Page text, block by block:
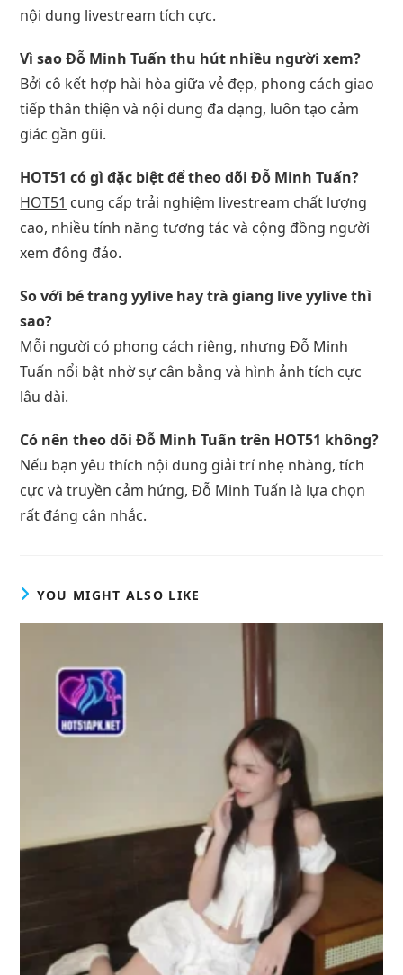
nội dung livestream tích cực.
Vì sao Đỗ Minh Tuấn thu hút nhiều người xem?
Bởi cô kết hợp hài hòa giữa vẻ đẹp, phong cách giao
tiếp thân thiện và nội dung đa dạng, luôn tạo cảm
giác gần gũi.
HOT51 có gì đặc biệt để theo dõi Đỗ Minh Tuấn?
HOT51 cung cấp trải nghiệm livestream chất lượng
cao, nhiều tính năng tương tác và cộng đồng người
xem đông đảo.
So với bé trang yylive hay trà giang live yylive thì
sao?
Mỗi người có phong cách riêng, nhưng Đỗ Minh
Tuấn nổi bật nhờ sự cân bằng và hình ảnh tích cực
lâu dài.
Có nên theo dõi Đỗ Minh Tuấn trên HOT51 không?
Nếu bạn yêu thích nội dung giải trí nhẹ nhàng, tích
cực và truyền cảm hứng, Đỗ Minh Tuấn là lựa chọn
rất đáng cân nhắc.
YOU MIGHT ALSO LIKE